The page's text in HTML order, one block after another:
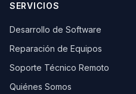
SERVICIOS
Desarrollo de Software
Reparación de Equipos
Soporte Técnico Remoto
Quiénes Somos